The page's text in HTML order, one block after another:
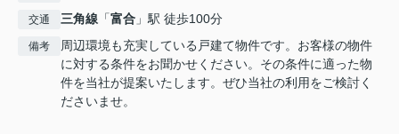
交通 三角線 「富合 」駅 徒歩100分
備考
周辺環境も充実している戸建て物件です。お客様の物件
に対する条件をお聞かせください。その条件に適った物
件を当社が提案いたします。ぜひ当社の利用をご検討く
ださいませ。